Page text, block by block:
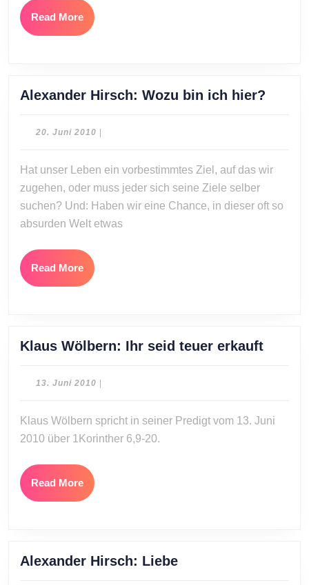
Read MoreRead
More
Alexander Hirsch: Wozu bin ich hier?
hier?
20. Juni 2010 20.
Hat unser Leben ein vorbestimmtes Ziel, auf das wir
zugehen, oder muss jeder sich seine Ziele selber
suchen? Und: Haben wir eine Chance, in dieser oft so
absurden Welt etwas
Read MoreRead
More
Klaus Wölbern: Ihr seid teuer erkauftKlaus
erkauft
13. Juni 2010 13.
Klaus Wölbern spricht in seiner Predigt vom 13. Juni
2010 über 1Korinther 6,9-20.
Read MoreRead
More
Alexander Hirsch: LiebeAlexander